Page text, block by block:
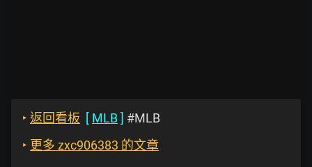
‣ 返回看板 [ MLB] #MLB
‣ 更多 zxc906383 的文章